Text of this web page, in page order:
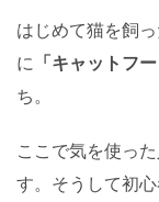
はじめて猫を飼
に
「キャットフ
ち。
ここで気を使っ
す。そうして初